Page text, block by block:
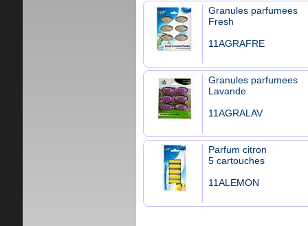
Granules parfumees
Fresh
11AGRAFRE
Granules parfumees
Lavande
11AGRALAV
Parfum citron
5 cartouches
11ALEMON